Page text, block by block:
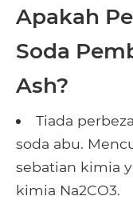
Apakah
Soda
Ash?
Tiada
soda abu.
sebatian kimia
kimia Na2CO3.